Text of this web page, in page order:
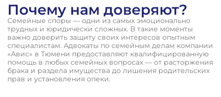
Почему нам доверяют?
Семейные споры — одни из самых эмоционально
трудных и юридически сложных. В такие моменты
важно доверить защиту своих интересов опытным
специалистам. Адвокаты по семейным делам компании
«Авис» в Тюмени предоставляют квалифицированную
помощь в любых семейных вопросах — от расторжения
брака и раздела имущества до лишения родительских
прав и установления опеки.